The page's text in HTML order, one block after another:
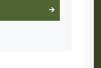
clauses de
. Les données collectées
en sollicite la